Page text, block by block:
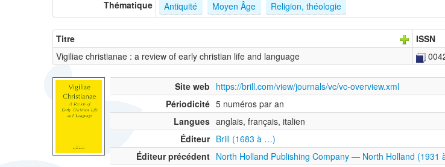
Thématique Antiquité Moyen Âge Religion, théologie
Titre ISSN
Vigiliae christianae : a review of early christian life and language
Site web https://brill.com/view/journals/vc/vc-overview.xml
Périodicité 5 numéros par an
Langues anglais, français, italien
Éditeur Brill (1683 à …)
Éditeur précédent North Holland Publishing Company — North Holland (1931